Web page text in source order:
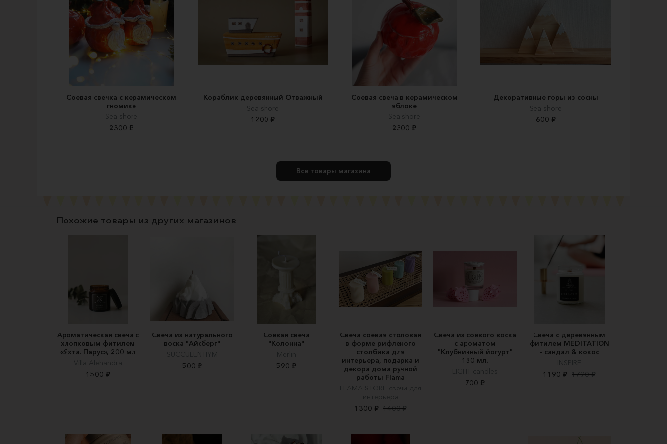
Соевая свечка с керамическом
гномике
Sea shore
2300 ₽
Кораблик деревянный Отважный
Sea shore
1200 ₽
Соевая свеча в керамическом
яблоке
Sea shore
2300 ₽
Декоративные горы из сосны
Sea shore
600 ₽
Все товары магазина
Похожие товары из других магазинов
Ароматическая свеча с
хлопковым фитилем
«Яхта. Парус», 200 мл
Villa Alehandra
1500 ₽
Свеча из натурального
воска "Айсберг"
SUCCULENTIYM
500 ₽
Соевая свеча
"Колонна"
Merlin
590 ₽
Свеча соевая столовая
в форме рифленого
столбика для
интерьера, подарка и
декора дома ручной
работы Flama
FLAMA STORE cвечи для
интерьера
1300 ₽ 1400 ₽
Свеча из соевого воска
с ароматом
"Клубничный йогурт"
180 мл.
LIGHT candles
700 ₽
Свеча с деревянным
фитилем MEDITATION
- сандал & кокос
INSPIRE
1190 ₽ 1790 ₽